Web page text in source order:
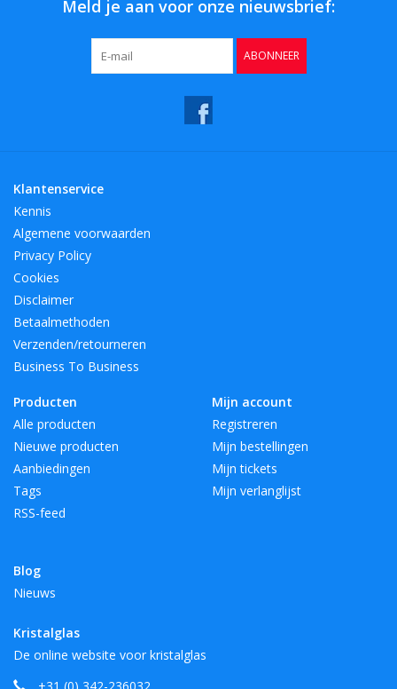
Meld je aan voor onze nieuwsbrief:
ABONNEER
Klantenservice
Kennis
Algemene voorwaarden
Privacy Policy
Cookies
Disclaimer
Betaalmethoden
Verzenden/retourneren
Business To Business
Producten
Alle producten
Nieuwe producten
Aanbiedingen
Tags
RSS-feed
Blog
Nieuws
Mijn account
Registreren
Mijn bestellingen
Mijn tickets
Mijn verlanglijst
Kristalglas
De online website voor kristalglas